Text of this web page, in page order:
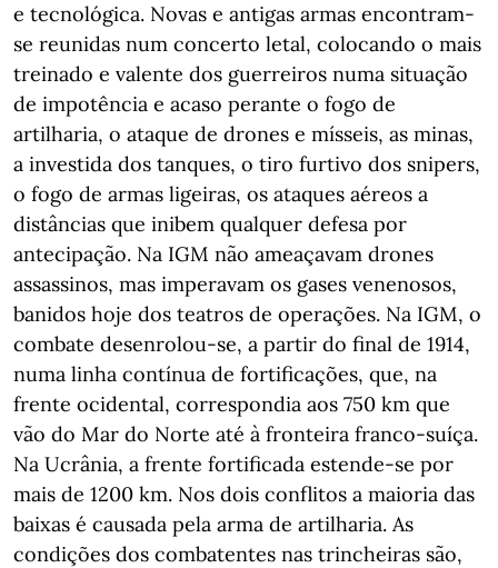
e tecnológica. Novas e antigas armas encontram-
se reunidas num concerto letal, colocando o mais
treinado e valente dos guerreiros numa situação
de impotência e acaso perante o fogo de
artilharia, o ataque de drones e mísseis, as minas,
a investida dos tanques, o tiro furtivo dos snipers,
o fogo de armas ligeiras, os ataques aéreos a
distâncias que inibem qualquer defesa por
antecipação. Na IGM não ameaçavam drones
assassinos, mas imperavam os gases venenosos,
banidos hoje dos teatros de operações. Na IGM, o
combate desenrolou-se, a partir do final de 1914,
numa linha contínua de fortificações, que, na
frente ocidental, correspondia aos 750 km que
vão do Mar do Norte até à fronteira franco-suíça.
Na Ucrânia, a frente fortificada estende-se por
mais de 1200 km. Nos dois conflitos a maioria das
baixas é causada pela arma de artilharia. As
condições dos combatentes nas trincheiras são,